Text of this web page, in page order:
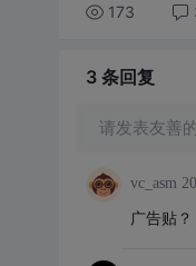
173
3 条回复
请发表友善
vc_asm
广告贴？